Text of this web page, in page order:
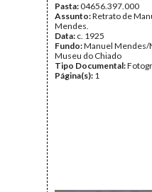
Pasta:04656.397.000
Assunto:Retrato de
Mendes.
Data: c. 1925
Fundo:Manuel Mendes/
Museu do Chiado
Tipo Documental:
Página(s): 1